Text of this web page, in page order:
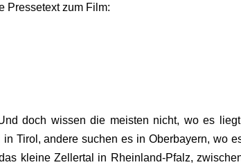
Pressetext zum Film:
doch wissen die meisten nicht, wo es
Tirol, andere suchen es in Oberbayern, wo
kleine Zellertal in Rheinland-Pfalz,